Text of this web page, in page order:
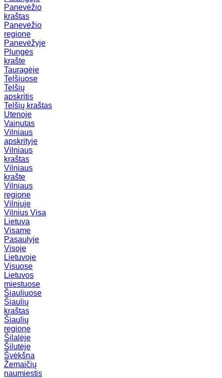
Panevėžio
kraštas
Panevėžio
regione
Panevėžyje
Plungės
krašte
Tauragėje
Telšiuose
Telšių
apskritis
Telšių kraštas
Utenoje
Vainutas
Vilniaus
apskrityje
Vilniaus
kraštas
Vilniaus
krašte
Vilniaus
regione
Vilniuje
Vilnius Visa
Lietuva
Visame
Pasaulyje
Visoje
Lietuvoje
Visuose
Lietuvos
miestuose
Šiauliuose
Šiaulių
kraštas
Šiaulių
regione
Šilalėje
Šilutėje
Švėkšna
Žemaičių
naumiestis